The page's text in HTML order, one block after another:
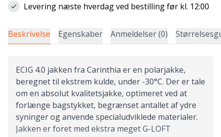
Levering næste hverdag ved bestilling før kl. 12:00
Beskrivelse Egenskaber Anmeldelser (0)
ECIG 4.0 jakken fra Carinthia er en polarjakke,
beregnet til ekstrem kulde, under -30°C. Der er tale
om en absolut kvalitetsjakke, optimeret ved at
forlænge bagstykket, begrænset antallet af ydre
syninger og anvende specialudviklede materialer.
Jakken er foret med ekstra meget G-LOFT